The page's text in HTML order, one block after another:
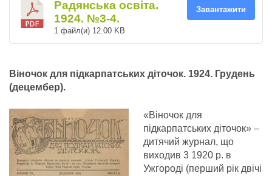
Радянська освіта.
1924. №3-4.
1 файл(и) 12.00 KB
Завантажити
Віночок для підкарпатських діточок. 1924. Грудень
(децембер).
«Віночок для
підкарпатських діточок» –
дитячий журнал, що
виходив 3 1920 р. в
Ужгороді (перший рік двічі